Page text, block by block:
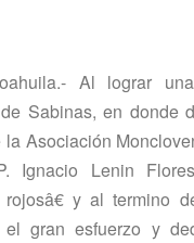
Al lograr
Sabinas, en donde
Asociación
Ignacio Lenin
y al termino
gran esfuerzo y